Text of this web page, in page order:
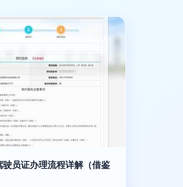
员证办理流程详解（借鉴